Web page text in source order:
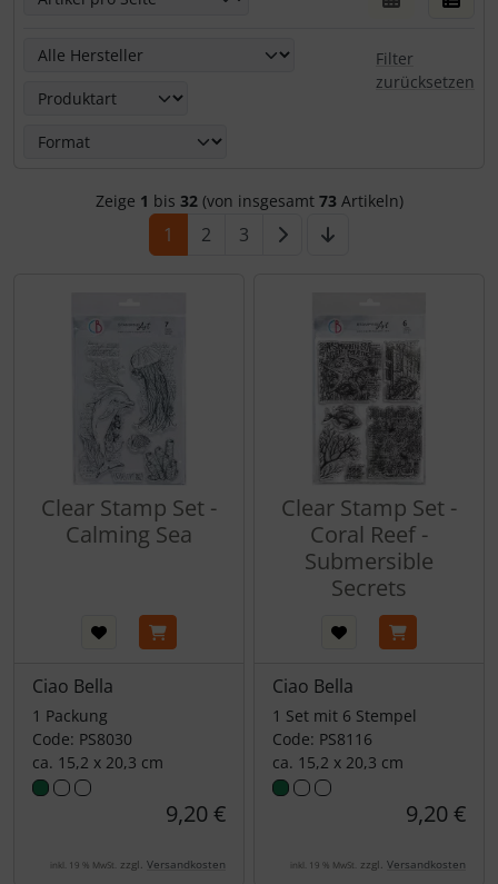
Hier kannst Du die nachfolgenden Artikel nach ihren
Filter
zurücksetzen
Zeige 1 bis 32(von insgesamt 73Artikeln)
1 2 3
Clear Stamp Set -
Calming Sea
Ciao Bella
1 Packung
Code: PS8030
ca. 15,2 x 20,3 cm
9,20 €
inkl. 19 % MwSt. zzgl. Versandkosten
Clear Stamp Set -
Coral Reef -
Submersible
Secrets
Ciao Bella
1 Set mit 6 Stempel
Code: PS8116
ca. 15,2 x 20,3 cm
9,20 €
inkl. 19 % MwSt. zzgl. Versandkosten